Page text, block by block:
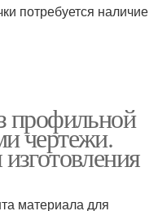
потребуется наличие
профильной
чертежи.
материала для